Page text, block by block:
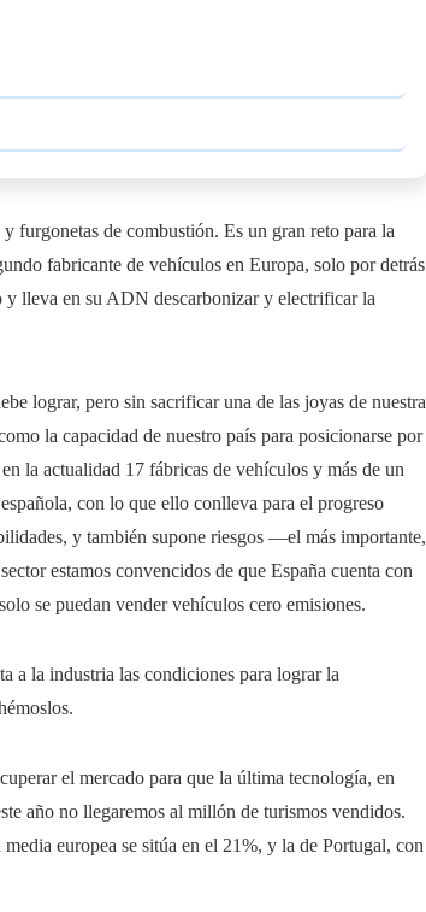
furgonetas de combustión. Es un gran reto para la
fabricante de vehículos en Europa, solo por detrás
y lleva en su ADN descarbonizar y electrificar la
lograr, pero sin sacrificar una de las joyas de nuestra
la capacidad de nuestro país para posicionarse por
la actualidad 17 fábricas de vehículos y más de un
con lo que ello conlleva para el progreso
y también supone riesgos —el más importante,
estamos convencidos de que España cuenta con
se puedan vender vehículos cero emisiones.
a la industria las condiciones para lograr la
el mercado para que la última tecnología, en
año no llegaremos al millón de turismos vendidos.
europea se sitúa en el 21%, y la de Portugal, con